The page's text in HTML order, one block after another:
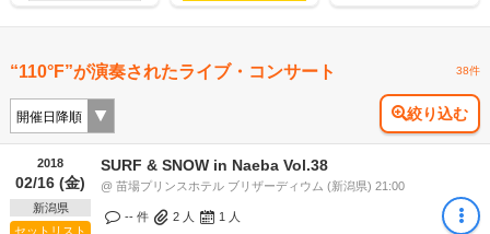
“110°F”が演奏されたライブ・コンサート 38件
絞り込む
2018
02/16 (金)
新潟県
セットリスト
SURF & SNOW in Naeba Vol.38
@ 苗場プリンスホテル ブリザーディウム (新潟県) 21:00
-- 件 2 人 1 人